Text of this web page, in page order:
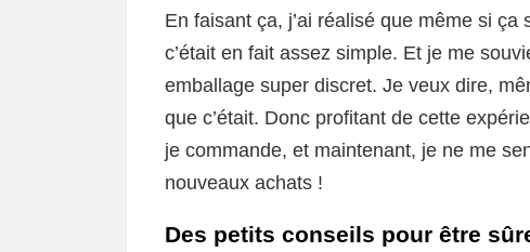
En faisant ça, j’ai réalisé que même si
c’était en fait assez simple. Et je me
emballage super discret. Je veux dire,
que c’était. Donc profitant de cette
je commande, et maintenant, je ne me
nouveaux achats !
Des petits conseils pour être